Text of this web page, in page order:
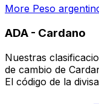
More Peso
ADA - Cardano
Nuestras
de cambio de
El código de la